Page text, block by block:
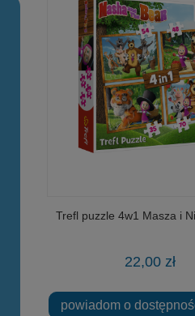
Trefl puzzle 4w1 Masza i
22,00 zł
powiadom o